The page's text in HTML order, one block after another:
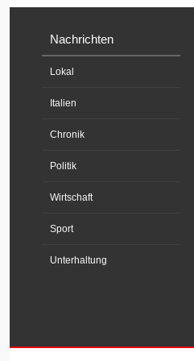
Nachrichten
Lokal
Italien
Chronik
Politik
Wirtschaft
Sport
Unterhaltung